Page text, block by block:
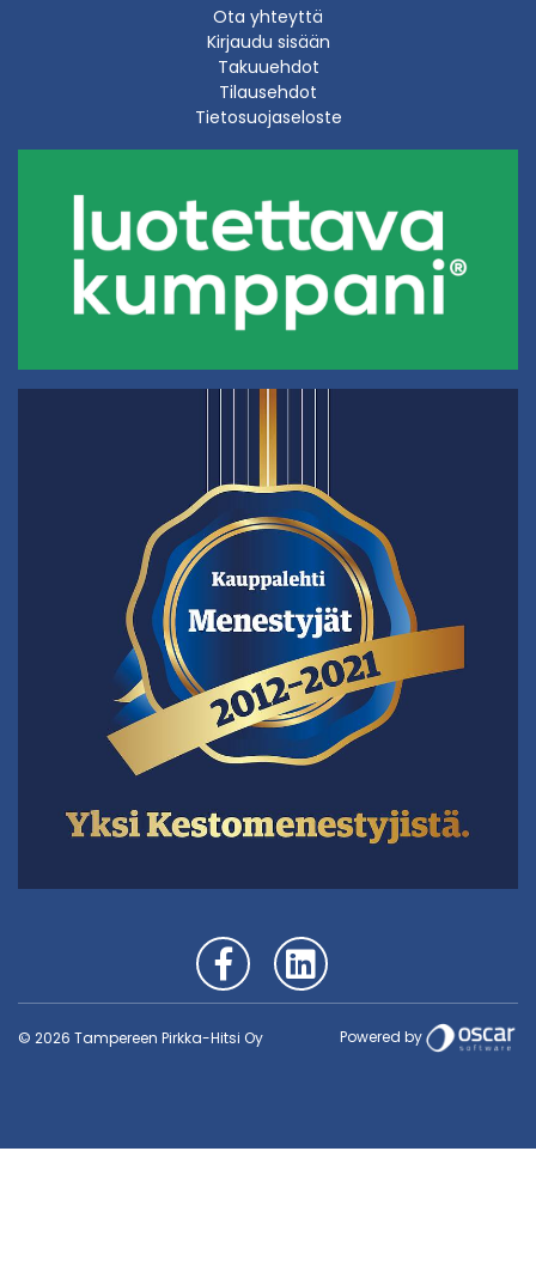
Ota yhteyttä
Kirjaudu sisään
Takuuehdot
Tilausehdot
Tietosuojaseloste
© 2026 Tampereen Pirkka-Hitsi Oy Powered by